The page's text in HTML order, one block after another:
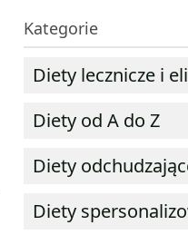
Kategorie
Diety lecznicze i
Diety od A do Z
Diety
Diety